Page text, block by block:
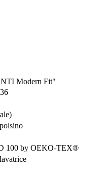
Modern Fit"
100 by OEKO-TEX®